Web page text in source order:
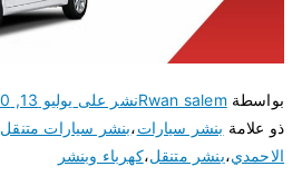
بواسطة Rwan salemنشر على يوليو 13, 2020
ذو علامة بنشر سيارات،بنشر سيارات متنقل
الاحمدي،بنشر متنقل،كهرباء وبنشر